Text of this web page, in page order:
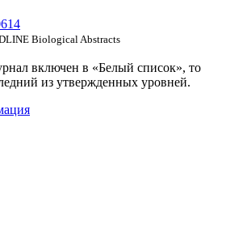
Biological Abstracts
включен в «Белый список», то
из утвержденных уровней.